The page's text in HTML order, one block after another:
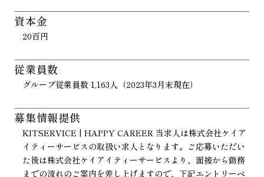
資本金
20百円
従業員数
グループ従業員数 1,163人（2023年3月末現在）
募集情報提供
KITSERVICE | HAPPY CAREER 当求人は株式会社ケイア
イティーサービスの取扱い求人となります。ご応募いただい
た後は株式会社ケイアイティーサービスより、面接から勤務
までの流れのご案内を差し上げますので、下記エントリーペ